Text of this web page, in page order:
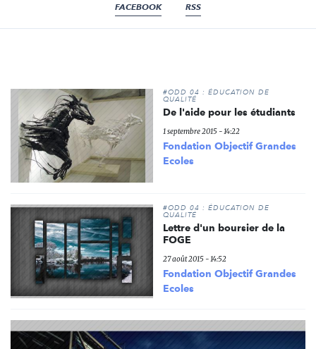
FACEBOOK RSS
#ODD 04 : ÉDUCATION DE
QUALITÉ
De l'aide pour les étudiants
1 septembre 2015 - 14:22
Fondation Objectif Grandes
Ecoles
#ODD 04 : ÉDUCATION DE
QUALITÉ
Lettre d'un boursier de la
FOGE
27 août 2015 - 14:52
Fondation Objectif Grandes
Ecoles